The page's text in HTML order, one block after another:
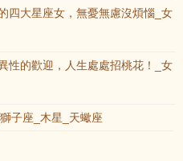
四大星座女，無憂無慮沒煩惱_女
性的歡迎，人生處處招桃花！_女
子座_木星_天蠍座